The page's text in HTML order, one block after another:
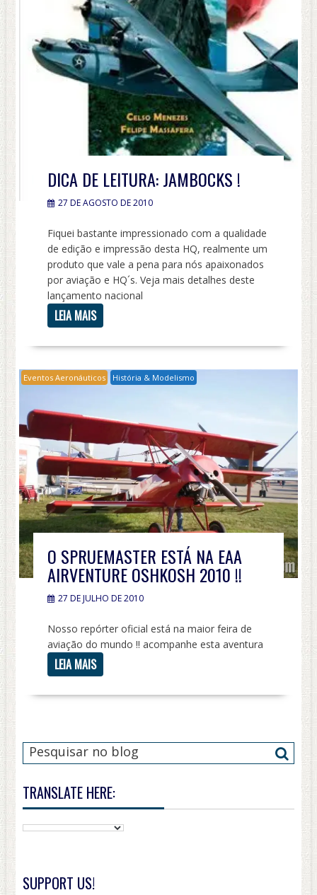
DICA DE LEITURA: JAMBOCKS !
27 DE AGOSTO DE 2010
Fiquei bastante impressionado com a qualidade
de edição e impressão desta HQ, realmente um
produto que vale a pena para nós apaixonados
por aviação e HQ´s. Veja mais detalhes deste
lançamento nacional
LEIA MAIS
Eventos Aeronáuticos História & Modelismo
O SPRUEMASTER ESTÁ NA EAA
AIRVENTURE OSHKOSH 2010 !!
27 DE JULHO DE 2010
Nosso repórter oficial está na maior feira de
aviação do mundo !! acompanhe esta aventura
LEIA MAIS
TRANSLATE HERE:
SUPPORT US!